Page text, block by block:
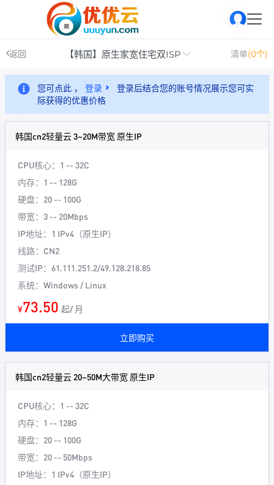
返回 【韩国】原生家宽住宅双ISP 清单(0个)
您可点此 ， 登录
登录后结合您的账号情况展示您可实
际获得的优惠价格
韩国cn2轻量云 3~20M带宽 原生IP
CPU核心：1 -- 32C
内存：1 -- 128G
硬盘：20 -- 100G
带宽：3 -- 20Mbps
IP地址：1 IPv4（原生IP）
线路：CN2
测试IP：61.111.251.2/49.128.218.85
系统：Windows / Linux
¥73.50 起/ 月
立即购买
韩国cn2轻量云 20~50M大带宽 原生IP
CPU核心：1 -- 32C
内存：1 -- 128G
硬盘：20 -- 100G
带宽：20 -- 50Mbps
IP地址：1 IPv4（原生IP）